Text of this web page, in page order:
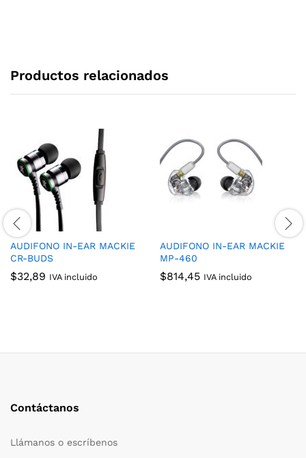
Productos relacionados
AUDIFONO IN-EAR MACKIE
CR-BUDS
$32,89 IVA incluido
AUDIFONO IN-EAR MACKIE
MP-460
$814,45 IVA incluido
Contáctanos
Llámanos o escríbenos